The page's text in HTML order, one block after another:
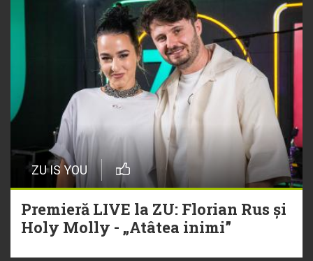
ZU IS YOU
Premieră LIVE la ZU: Florian Rus și
Holy Molly - „Atâtea inimi”